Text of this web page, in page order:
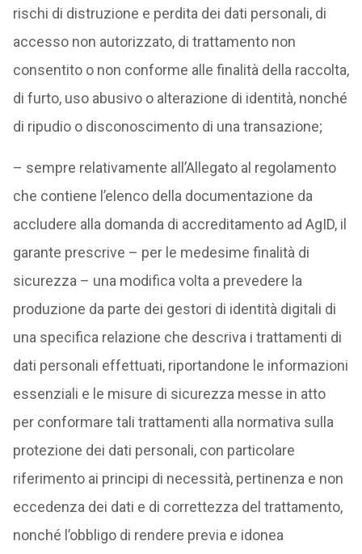
rischi di distruzione e perdita dei dati personali, di
accesso non autorizzato, di trattamento non
consentito o non conforme alle finalità della raccolta,
di furto, uso abusivo o alterazione di identità, nonché
di ripudio o disconoscimento di una transazione;
– sempre relativamente all’Allegato al regolamento
che contiene l’elenco della documentazione da
accludere alla domanda di accreditamento ad AgID, il
garante prescrive – per le medesime finalità di
sicurezza – una modifica volta a prevedere la
produzione da parte dei gestori di identità digitali di
una specifica relazione che descriva i trattamenti di
dati personali effettuati, riportandone le informazioni
essenziali e le misure di sicurezza messe in atto
per conformare tali trattamenti alla normativa sulla
protezione dei dati personali, con particolare
riferimento ai principi di necessità, pertinenza e non
eccedenza dei dati e di correttezza del trattamento,
nonché l’obbligo di rendere previa e idonea